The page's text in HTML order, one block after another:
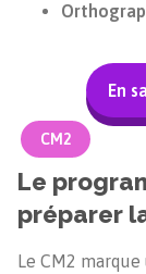
En
CM2
Le
préparer
Le CM2